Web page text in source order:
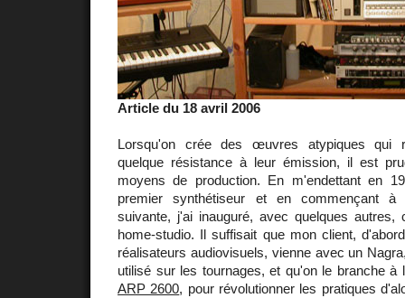
Article du 18 avril 2006
Lorsqu'on crée des œuvres atypiques qui
quelque résistance à leur émission, il est
moyens de production. En m'endettant en
premier synthétiseur et en commençant à
suivante, j'ai inauguré, avec quelques autres,
home-studio. Il suffisait que mon client,
réalisateurs audiovisuels, vienne avec un
utilisé sur les tournages, et qu'on le branche à
ARP 2600, pour révolutionner les pratiques